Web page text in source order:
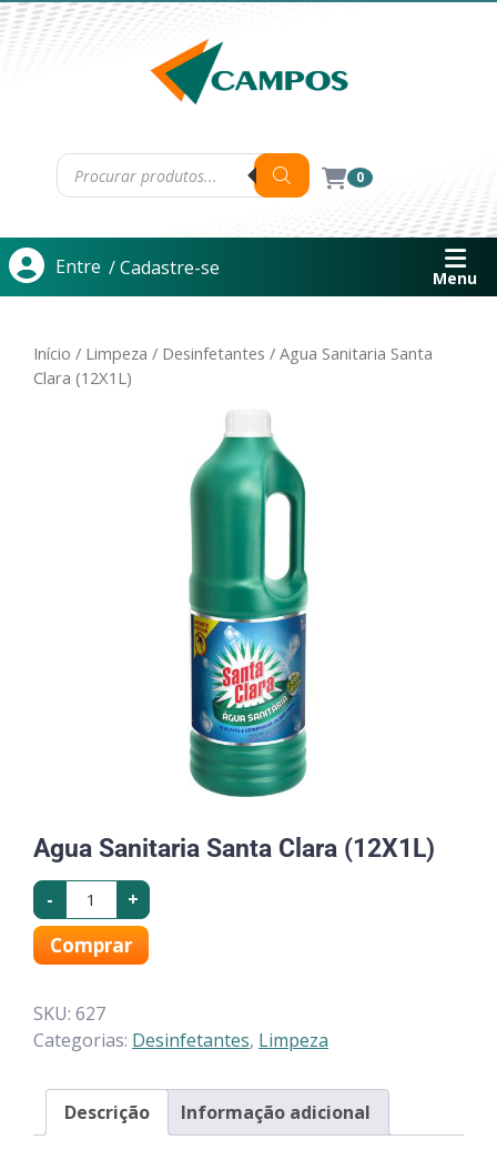
0
Entre / Cadastre-se Menu
Início / Limpeza / Desinfetantes / Agua Sanitaria Santa
Clara (12X1L)
Agua Sanitaria Santa Clara (12X1L)
- +
Comprar
SKU: 627
Categorias: Desinfetantes, Limpeza
Descrição Informação adicional